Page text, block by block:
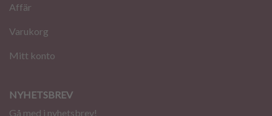
Affär
Varukorg
Mitt konto
NYHETSBREV
Gå med i nyhetsbrev!